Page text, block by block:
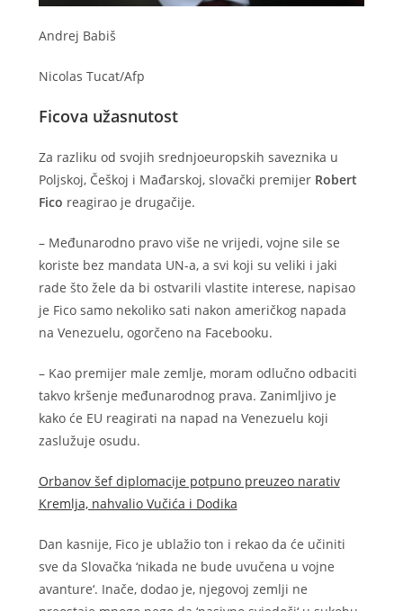
Andrej Babiš
Nicolas Tucat/Afp
Ficova užasnutost
Za razliku od svojih srednjoeuropskih saveznika u
Poljskoj, Češkoj i Mađarskoj, slovački premijer Robert
Fico reagirao je drugačije.
– Međunarodno pravo više ne vrijedi, vojne sile se
koriste bez mandata UN-a, a svi koji su veliki i jaki
rade što žele da bi ostvarili vlastite interese, napisao
je Fico samo nekoliko sati nakon američkog napada
na Venezuelu, ogorčeno na Facebooku.
– Kao premijer male zemlje, moram odlučno odbaciti
takvo kršenje međunarodnog prava. Zanimljivo je
kako će EU reagirati na napad na Venezuelu koji
zaslužuje osudu.
Orbanov šef diplomacije potpuno preuzeo narativ
Kremlja, nahvalio Vučića i Dodika
Dan kasnije, Fico je ublažio ton i rekao da će učiniti
sve da Slovačka ‘nikada ne bude uvučena u vojne
avanture‘. Inače, dodao je, njegovoj zemlji ne